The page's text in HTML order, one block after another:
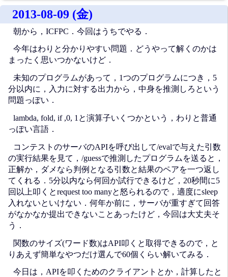
2013-08-09 (金)
朝から，ICFPC．今回はうちでやる．
今年はわりと分かりやすい問題．どうやって解くのかは
まったく思いつかないけど．
未知のプログラムがあって，1つのプログラムにつき，5
分以内に，入力に対する出力から，中身を推測しろという
問題っぽい．
lambda, fold, if ,0, 1と演算子いくつかという，わりと普通
っぽい言語．
コンテストのサーバのAPIを呼び出して/evalで与えた引数
の実行結果を見て，/guessで推測したプログラムを送ると，
正解か，ダメなら判例となる引数と結果のペアを一つ返し
てくれる．5分以内なら何回か試行できるけど，20秒間に5
回以上叩くとrequest too manyと怒られるので，適度にsleep
入れないといけない．何年か前に，サーバが重すぎて回答
がなかなか提出できないことあったけど，今回は大丈夫そ
う．
関数のサイズ(ワード数)はAPI叩くと取得できるので，と
りあえず簡単なやつだけ選んで60個くらい解いてみる．
今日は，APIを叩くためのクライアントとか，計算したと